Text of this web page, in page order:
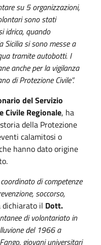
su 5 organizzazioni,
sono stati
idrica, quando
si sono messe a
tramite autobotti. I
anche per la vigilanza
di Protezione Civile”.
del Servizio
Civile Regionale, ha
della Protezione
calamitosi o
hanno dato origine
di competenze
soccorso,
dichiarato il Dott.
di volontariato in
del 1966 a
giovani universitari